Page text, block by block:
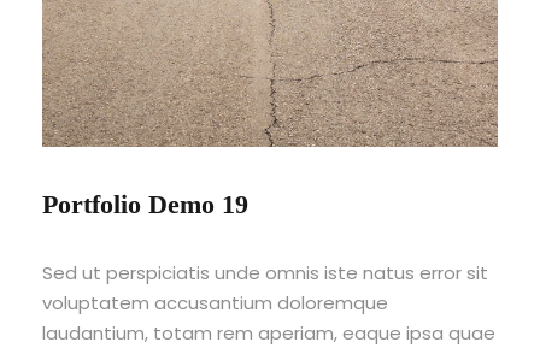
Portfolio Demo 19
Sed ut perspiciatis unde omnis iste natus error sit
voluptatem accusantium doloremque
laudantium, totam rem aperiam, eaque ipsa quae